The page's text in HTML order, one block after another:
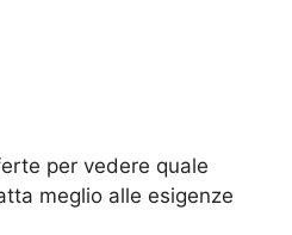
per vedere quale
meglio alle esigenze